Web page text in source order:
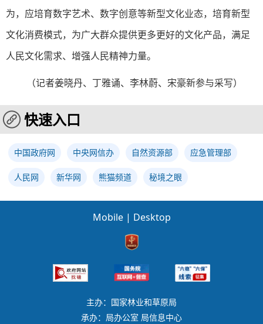
为，应培育数字艺术、数字创意等新型文化业态，培育新型
文化消费模式，为广大群众提供更多更好的文化产品，满足
人民文化需求、增强人民精神力量。
（记者姜晓丹、丁雅诵、李林蔚、宋豪新参与采写）
快速入口
中国政府网 中央网信办 自然资源部 应急管理部
人民网 新华网 熊猫频道 秘境之眼
Mobile | Desktop
主办：国家林业和草原局
承办：局办公室 局信息中心